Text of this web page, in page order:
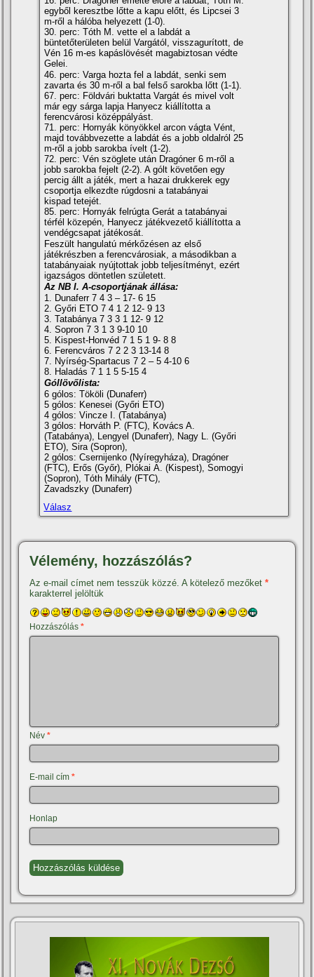
egyből keresztbe lőtte a kapu előtt, és Lipcsei 3
m-ről a hálóba helyezett (1-0).
30. perc: Tóth M. vette el a labdát a
büntetőterületen belül Vargától, visszagurí­tott, de
Vén 16 m-es kapáslövését magabiztosan védte
Gelei.
46. perc: Varga hozta fel a labdát, senki sem
zavarta és 30 m-ről a bal felső sarokba lőtt (1-1).
67. perc: Földvári buktatta Vargát és mivel volt
már egy sárga lapja Hanyecz kiállí­totta a
ferencvárosi középpályást.
71. perc: Hornyák könyökkel arcon vágta Vént,
majd továbbvezette a labdát és a jobb oldalról 25
m-ről a jobb sarokba í­velt (1-2).
72. perc: Vén szöglete után Dragóner 6 m-ről a
jobb sarokba fejelt (2-2). A gólt követően egy
percig állt a játék, mert a hazai drukkerek egy
csoportja elkezdte rúgdosni a tatabányai
kispad tetejét.
85. perc: Hornyák felrúgta Gerát a tatabányai
térfél közepén, Hanyecz játékvezető kiállí­totta a
vendégcsapat játékosát.
Feszült hangulatú mérkőzésen az első
játékrészben a ferencvárosiak, a másodikban a
tatabányaiak nyújtottak jobb teljesí­tményt, ezért
igazságos döntetlen született.
Az NB I. A-csoportjának állása:
1. Dunaferr 7 4 3 – 17- 6 15
2. Győri ETO 7 4 1 2 12- 9 13
3. Tatabánya 7 3 3 1 12- 9 12
4. Sopron 7 3 1 3 9-10 10
5. Kispest-Honvéd 7 1 5 1 9- 8 8
6. Ferencváros 7 2 2 3 13-14 8
7. Nyí­rség-Spartacus 7 2 – 5 4-10 6
8. Haladás 7 1 1 5 5-15 4
Góllövőlista:
6 gólos: Tököli (Dunaferr)
5 gólos: Kenesei (Győri ETO)
4 gólos: Vincze I. (Tatabánya)
3 gólos: Horváth P. (FTC), Kovács A.
(Tatabánya), Lengyel (Dunaferr), Nagy L. (Győri
ETO), Sira (Sopron),
2 gólos: Csernijenko (Nyí­regyháza), Dragóner
(FTC), Erős (Győr), Plókai A. (Kispest), Somogyi
(Sopron), Tóth Mihály (FTC),
Zavadszky (Dunaferr)
Válasz
Vélemény, hozzászólás?
Az e-mail címet nem tesszük közzé. A kötelező mezőket*
karakterrel jelöltük
Hozzászólás*
Név*
E-mail cím*
Honlap